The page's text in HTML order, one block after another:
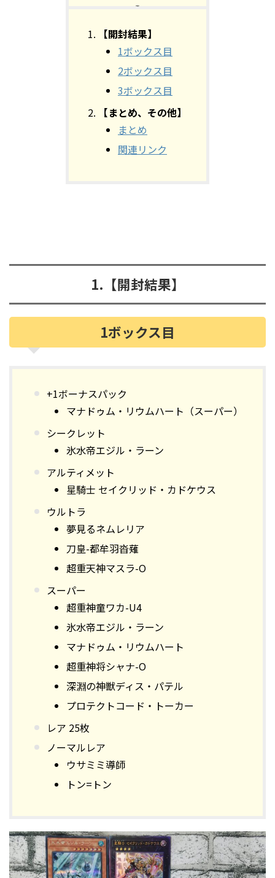
【目次】
【開封結果】
1ボックス目
2ボックス目
3ボックス目
【まとめ、その他】
まとめ
関連リンク
1. 【開封結果】
1ボックス目
+1ボーナスパック
マナドゥム・リウムハート（スーパー）
シークレット
氷水帝エジル・ラーン
アルティメット
星騎士 セイクリッド・カドケウス
ウルトラ
夢見るネムレリア
刀皇-都牟羽沓薙
超重天神マスラ-O
スーパー
超重神童ワカ-U4
氷水帝エジル・ラーン
マナドゥム・リウムハート
超重神将シャナ-O
深淵の神獣ディス・パテル
プロテクトコード・トーカー
レア 25枚
ノーマルレア
ウサミミ導師
トン=トン